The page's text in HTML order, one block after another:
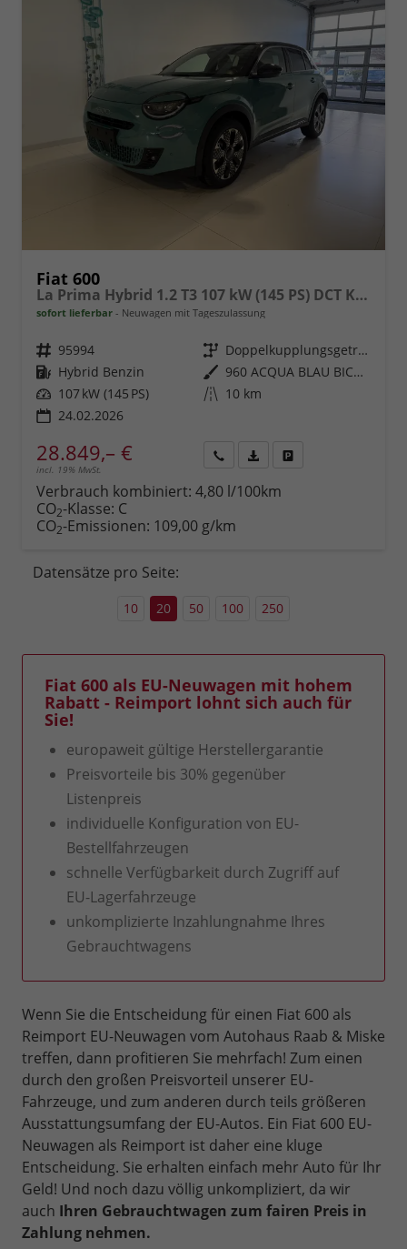
Fiat 600
La Prima Hybrid 1.2 T3 107 kW (145 PS) DCT Klimaautomatik, Massagesitz, Sitzheizung, elektrisch verstellbarer Fahrersitz, Radio, DAB, Apple CarPlay, Android Auto, Navigationssystem, 18 Zoll Leichtmetallfelgen, uvm.
sofort lieferbar Neuwagen mit Tageszulassung
Fahrzeugnr. 95994 Getriebe
Doppelkupplungsgetriebe (DSG)
Kraftstoff Hybrid Benzin Außenfarbe
960 ACQUA BLAU BICOLORE
Leistung 107 kW (145 PS) Kilometerstand 10 km
24.02.2026
28.849,– €
incl. 19% MwSt.
anfordern
Datei,
Verbrauch kombiniert: 4,80 l/100km
CO2-Klasse: C
CO2-Emissionen: 109,00 g/km
Datensätze pro Seite:
10 20 50 100 250
Fiat 600 als EU-Neuwagen mit hohem
Rabatt - Reimport lohnt sich auch für
Sie!
europaweit gültige Herstellergarantie
Preisvorteile bis 30% gegenüber
Listenpreis
individuelle Konfiguration von EU-
Bestellfahrzeugen
schnelle Verfügbarkeit durch Zugriff auf
EU-Lagerfahrzeuge
unkomplizierte Inzahlungnahme Ihres
Gebrauchtwagens
Wenn Sie die Entscheidung für einen Fiat 600 als
Reimport EU-Neuwagen vom Autohaus Raab & Miske
treffen, dann profitieren Sie mehrfach! Zum einen
durch den großen Preisvorteil unserer EU-
Fahrzeuge, und zum anderen durch teils größeren
Ausstattungsumfang der EU-Autos. Ein Fiat 600 EU-
Neuwagen als Reimport ist daher eine kluge
Entscheidung. Sie erhalten einfach mehr Auto für Ihr
Geld! Und noch dazu völlig unkompliziert, da wir
auch Ihren Gebrauchtwagen zum fairen Preis in
Zahlung nehmen.